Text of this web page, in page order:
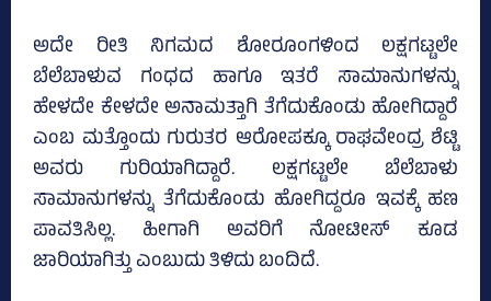
ಅದೇ ರೀತಿ ನಿಗಮದ ಶೋರೂಂಗಳಿಂದ ಲಕ್ಷಗಟ್ಟಲೇ
ಬೆಲೆಬಾಳುವ ಗಂಧದ ಹಾಗೂ ಇತರೆ ಸಾಮಾನುಗಳನ್ನು
ಹೇಳದೇ ಕೇಳದೇ ಅನಾಮತ್ತಾಗಿ ತೆಗೆದುಕೊಂಡು ಹೋಗಿದ್ದಾರೆ
ಎಂಬ ಮತ್ತೊಂದು ಗುರುತರ ಆರೋಪಕ್ಕೂ ರಾಘವೇಂದ್ರ ಶೆಟ್ಟಿ
ಅವರು ಗುರಿಯಾಗಿದ್ದಾರೆ. ಲಕ್ಷಗಟ್ಟಲೇ ಬೆಲೆಬಾಳು
ಸಾಮಾನುಗಳನ್ನು ತೆಗೆದುಕೊಂಡು ಹೋಗಿದ್ದರೂ ಇವಕ್ಕೆ ಹಣ
ಪಾವತಿಸಿಲ್ಲ. ಹೀಗಾಗಿ ಅವರಿಗೆ ನೋಟೀಸ್‌ ಕೂಡ
ಜಾರಿಯಾಗಿತ್ತು ಎಂಬುದು ತಿಳಿದು ಬಂದಿದೆ.